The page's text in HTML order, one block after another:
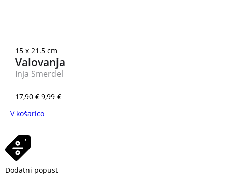
15 x 21.5 cm
Valovanja
Inja Smerdel
17,90€ 9,99 €
V košarico
Dodatni popust